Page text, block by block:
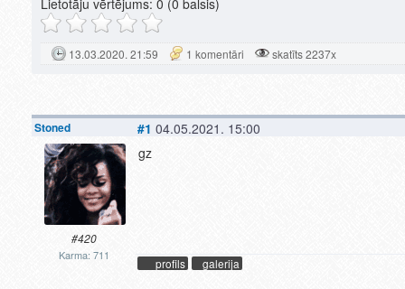
Lietotāju vērtējums: 0 (0 balsis)
13.03.2020. 21:59 1 komentāri skatīts 2237x
Stoned
#420
Karma: 711
#1 04.05.2021. 15:00
gz
profils galerija